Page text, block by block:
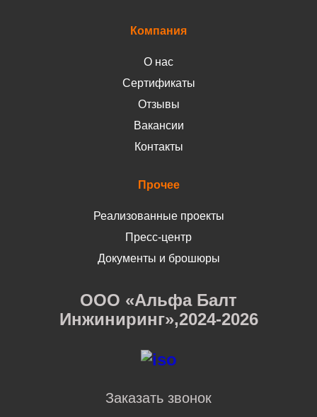
Компания
О нас
Сертификаты
Отзывы
Вакансии
Контакты
Прочее
Реализованные проекты
Пресс-центр
Документы и брошюры
ООО «Альфа Балт
Инжиниринг»,2024-2026
Заказать звонок